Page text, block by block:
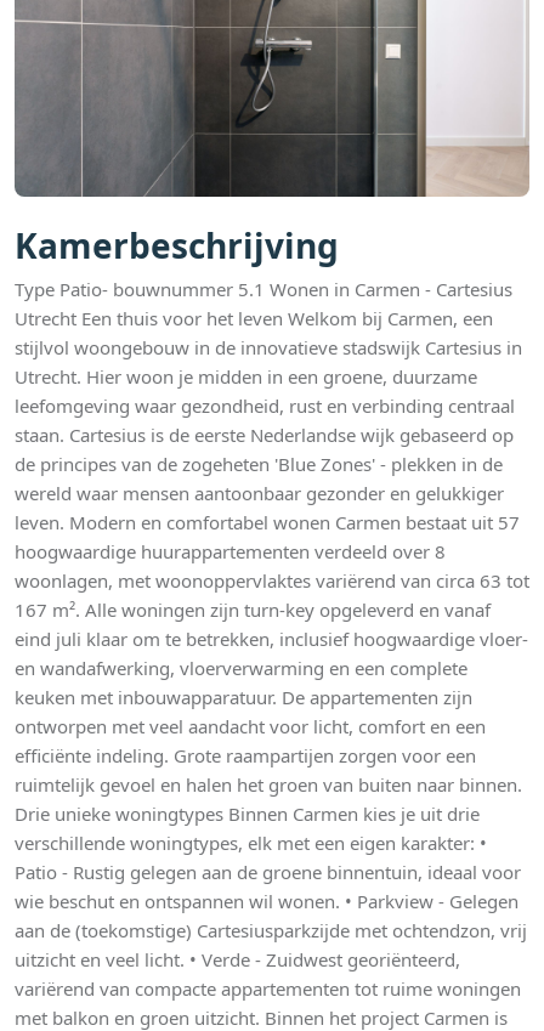
Kamerbeschrijving
Type Patio- bouwnummer 5.1 Wonen in Carmen - Cartesius
Utrecht Een thuis voor het leven Welkom bij Carmen, een
stijlvol woongebouw in de innovatieve stadswijk Cartesius in
Utrecht. Hier woon je midden in een groene, duurzame
leefomgeving waar gezondheid, rust en verbinding centraal
staan. Cartesius is de eerste Nederlandse wijk gebaseerd op
de principes van de zogeheten 'Blue Zones' - plekken in de
wereld waar mensen aantoonbaar gezonder en gelukkiger
leven. Modern en comfortabel wonen Carmen bestaat uit 57
hoogwaardige huurappartementen verdeeld over 8
woonlagen, met woonoppervlaktes variërend van circa 63 tot
167 m². Alle woningen zijn turn-key opgeleverd en vanaf
eind juli klaar om te betrekken, inclusief hoogwaardige vloer-
en wandafwerking, vloerverwarming en een complete
keuken met inbouwapparatuur. De appartementen zijn
ontworpen met veel aandacht voor licht, comfort en een
efficiënte indeling. Grote raampartijen zorgen voor een
ruimtelijk gevoel en halen het groen van buiten naar binnen.
Drie unieke woningtypes Binnen Carmen kies je uit drie
verschillende woningtypes, elk met een eigen karakter: •
Patio - Rustig gelegen aan de groene binnentuin, ideaal voor
wie beschut en ontspannen wil wonen. • Parkview - Gelegen
aan de (toekomstige) Cartesiusparkzijde met ochtendzon, vrij
uitzicht en veel licht. • Verde - Zuidwest georiënteerd,
variërend van compacte appartementen tot ruime woningen
met balkon en groen uitzicht. Binnen het project Carmen is